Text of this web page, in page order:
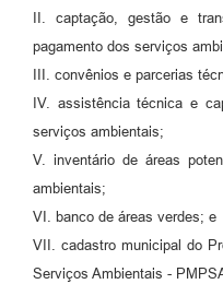
II. captação, gestão e
pagamento dos serviços
III. convênios e parcerias
IV. assistência técnica e
serviços ambientais;
V. inventário de áreas
ambientais;
VI. banco de áreas verdes; e
VII. cadastro municipal do
Serviços Ambientais -